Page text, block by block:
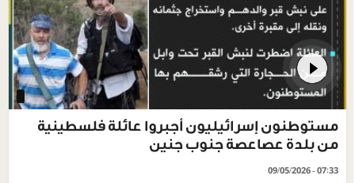
مستوطنون إسرائيليون أجبروا عائلة فلسطينية
من بلدة عصاعصة جنوب جنين
09/05/2026 - 07:33